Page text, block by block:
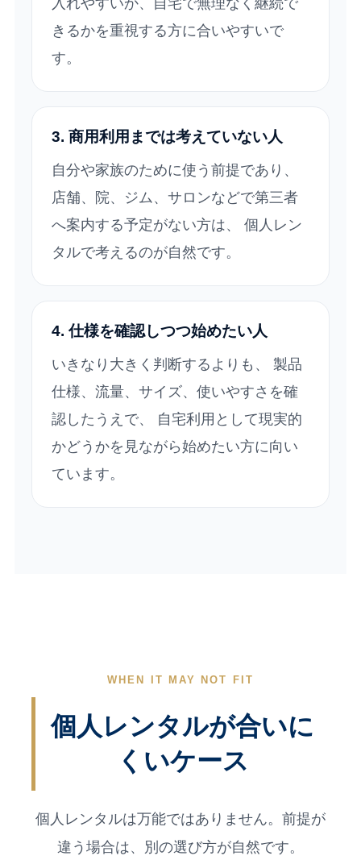
入れやすいか、自宅で無理なく継続で
きるかを重視する方に合いやすいで
す。
3. 商用利用までは考えていない人
自分や家族のために使う前提であり、
店舗、院、ジム、サロンなどで第三者
へ案内する予定がない方は、 個人レン
タルで考えるのが自然です。
4. 仕様を確認しつつ始めたい人
いきなり大きく判断するよりも、 製品
仕様、流量、サイズ、使いやすさを確
認したうえで、 自宅利用として現実的
かどうかを見ながら始めたい方に向い
ています。
WHEN IT MAY NOT FIT
個人レンタルが合いに
くいケース
個人レンタルは万能ではありません。前提が
違う場合は、別の選び方が自然です。